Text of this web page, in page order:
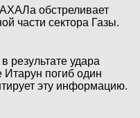
обстреливает
части сектора Газы.
результате удара
Итарун погиб один
эту информацию.